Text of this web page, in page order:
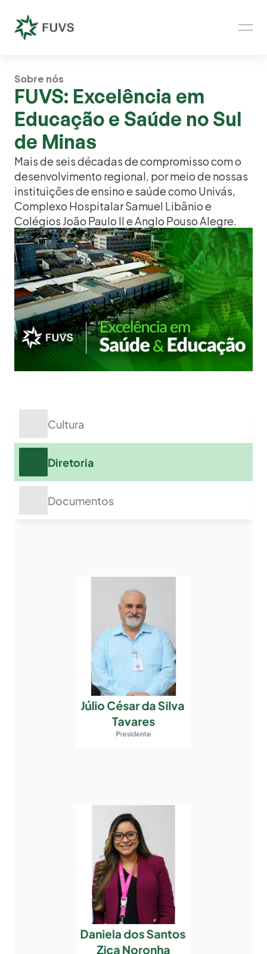
Sobre nós
FUVS: Excelência em
Educação e Saúde no Sul
de Minas
Mais de seis décadas de compromisso com o
desenvolvimento regional, por meio de nossas
instituições de ensino e saúde como Univás,
Complexo Hospitalar Samuel Libânio e
Colégios João Paulo II e Anglo Pouso Alegre.
Cultura
Diretoria
Documentos
Júlio César da Silva
Tavares
Presidente
Daniela dos Santos
Zica Noronha